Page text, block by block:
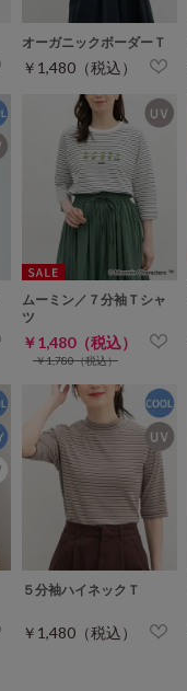
オーガニックボーダーＴ
￥1,480（税込）
ムーミン／７分袖Ｔシャ
ツ
￥1,480（税込）
￥1,780（税込）
５分袖ハイネックＴ
￥1,480（税込）